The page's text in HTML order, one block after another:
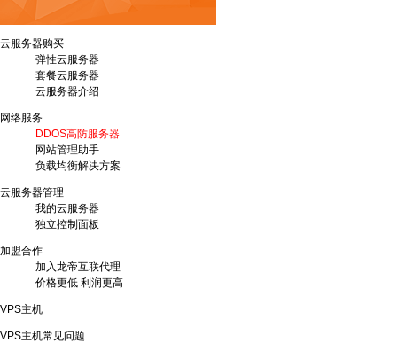
云服务器购买
弹性云服务器
套餐云服务器
云服务器介绍
网络服务
DDOS高防服务器
网站管理助手
负载均衡解决方案
云服务器管理
我的云服务器
独立控制面板
加盟合作
加入龙帝互联代理
价格更低 利润更高
VPS主机
VPS主机常见问题